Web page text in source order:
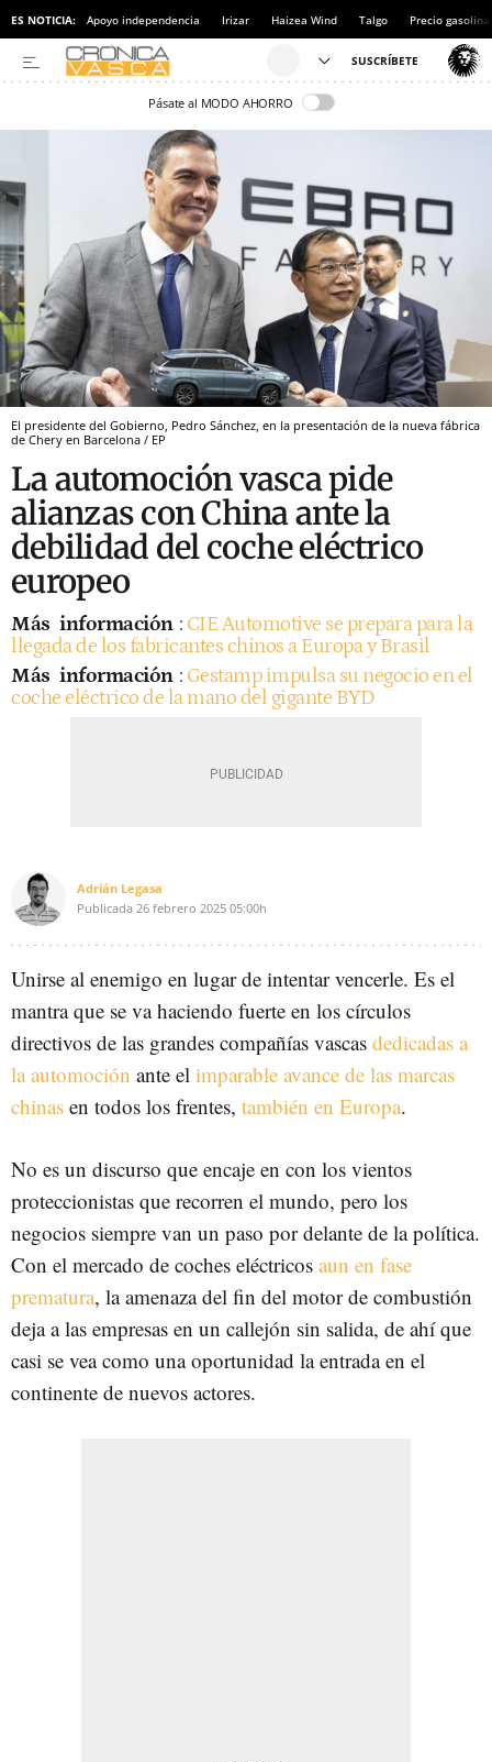
ES NOTICIA: Apoyo independencia Irizar Haizea Wind Talgo Precio gasolina
Pásate al MODO AHORRO
El presidente del Gobierno, Pedro Sánchez, en la presentación de la nueva fábrica
de Chery en Barcelona / EP
La automoción vasca pide
alianzas con China ante la
debilidad del coche eléctrico
europeo
Más información : CIE Automotive se prepara para la
llegada de los fabricantes chinos a Europa y Brasil
Más información : Gestamp impulsa su negocio en el
coche eléctrico de la mano del gigante BYD
Adrián Legasa
Publicada 26 febrero 2025 05:00h
Unirse al enemigo en lugar de intentar vencerle. Es el
mantra que se va haciendo fuerte en los círculos
directivos de las grandes compañías vascas dedicadas a
la automoción ante el imparable avance de las marcas
chinas en todos los frentes, también en Europa.
No es un discurso que encaje en con los vientos
proteccionistas que recorren el mundo, pero los
negocios siempre van un paso por delante de la política.
Con el mercado de coches eléctricos aun en fase
prematura, la amenaza del fin del motor de combustión
deja a las empresas en un callejón sin salida, de ahí que
casi se vea como una oportunidad la entrada en el
continente de nuevos actores.